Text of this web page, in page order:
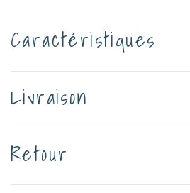
Caractéristiques
Livraison
Retour